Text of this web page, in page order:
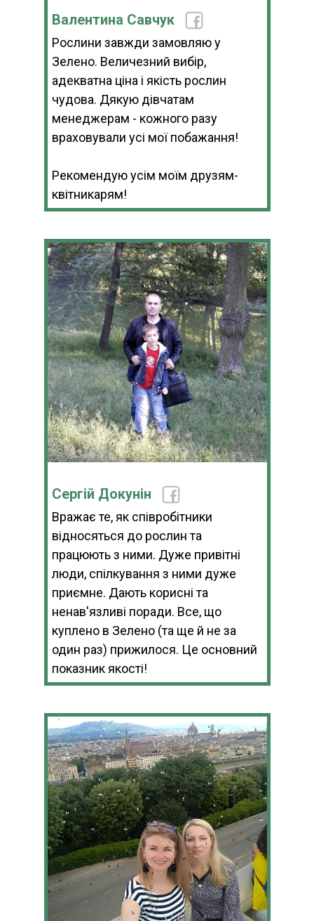
Валентина Савчук
Рослини завжди замовляю у
Зелено. Величезний вибір,
адекватна ціна і якість рослин
чудова. Дякую дівчатам
менеджерам - кожного разу
враховували усі мої побажання!
Рекомендую усім моїм друзям-
квітникарям!
Сергій Докунін
Вражає те, як співробітники
відносяться до рослин та
працюють з ними. Дуже привітні
люди, спілкування з ними дуже
приємне. Дають корисні та
ненав'язливі поради. Все, що
куплено в Зелено (та ще й не за
один раз) прижилося. Це основний
показник якості!